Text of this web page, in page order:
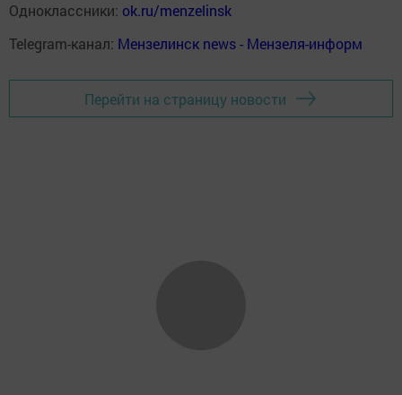
Одноклассники: ok.ru/menzelinsk
Telegram-канал: Мензелинск news - Мензеля-информ
Перейти на страницу новости